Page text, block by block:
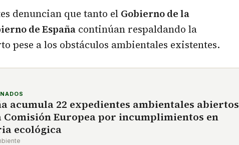
denuncian que tanto el Gobierno de la
de España continúan respaldando la
pese a los obstáculos ambientales existentes.
acumula 22 expedientes ambientales abiertos
Comisión Europea por incumplimientos en
ecológica